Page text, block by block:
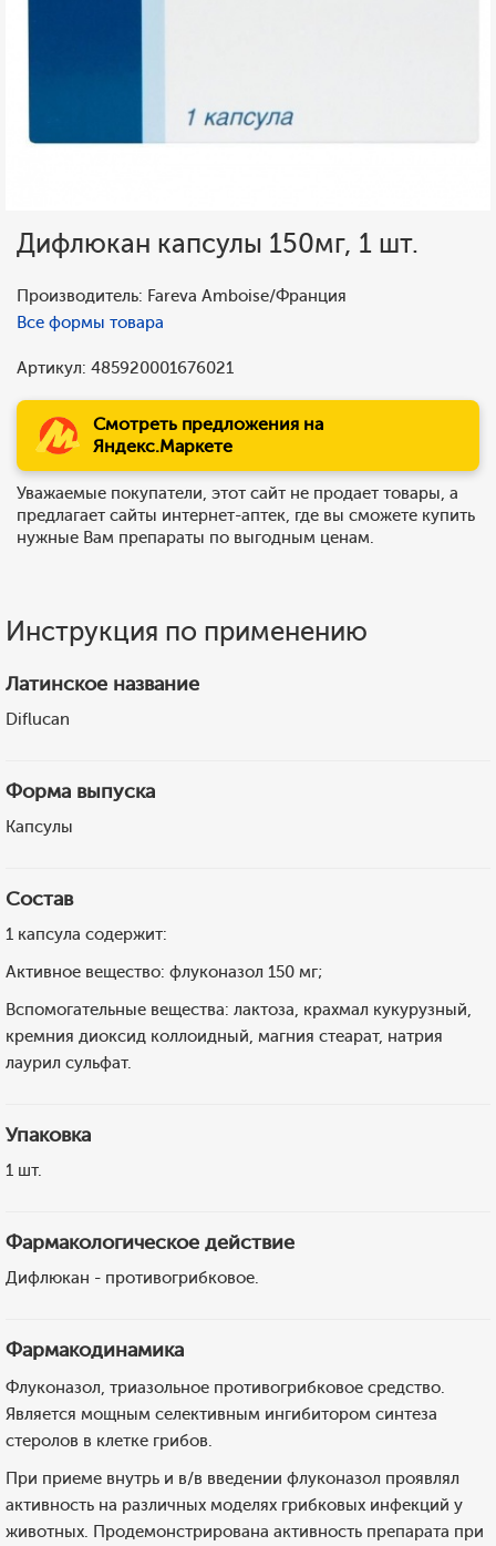
Дифлюкан капсулы 150мг, 1 шт.
Производитель: Fareva Amboise/Франция
Все формы товара
Артикул: 485920001676021
Смотреть предложения на
Яндекс.Маркете
Уважаемые покупатели, этот сайт не продает товары, а
предлагает сайты интернет-аптек, где вы сможете купить
нужные Вам препараты по выгодным ценам.
Инструкция по применению
Латинское название
Diflucan
Форма выпуска
Капсулы
Состав
1 капсула содержит:
Активное вещество: флуконазол 150 мг;
Вспомогательные вещества: лактоза, крахмал кукурузный,
кремния диоксид коллоидный, магния стеарат, натрия
лаурил сульфат.
Упаковка
1 шт.
Фармакологическое действие
Дифлюкан - противогрибковое.
Фармакодинамика
Флуконазол, триазольное противогрибковое средство.
Является мощным селективным ингибитором синтеза
стеролов в клетке грибов.
При приеме внутрь и в/в введении флуконазол проявлял
активность на различных моделях грибковых инфекций у
животных. Продемонстрирована активность препарата при